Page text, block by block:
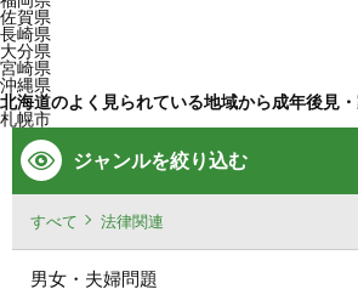
佐賀県
長崎県
大分県
宮崎県
沖縄県
北海道のよく見られている地域から成年後見
札幌市
ジャンルを絞り込む
すべて 法律関連
男女・夫婦問題